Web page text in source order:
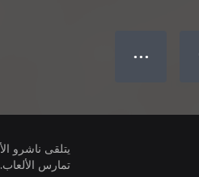
● ● ●
تمارس الألعاب.